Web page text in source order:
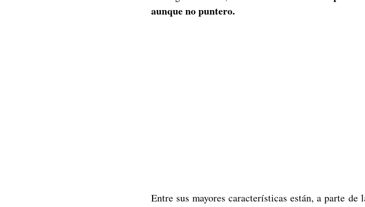
aunque no puntero.
Entre sus mayores características están, a parte de